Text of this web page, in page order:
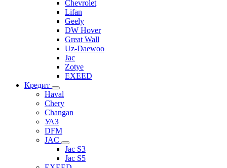
Chevrolet
Lifan
Geely
DW Hover
Great Wall
Uz-Daewoo
Jac
Zotye
EXEED
Кредит
Haval
Chery
Changan
УАЗ
DFM
JAC
Jac S3
Jac S5